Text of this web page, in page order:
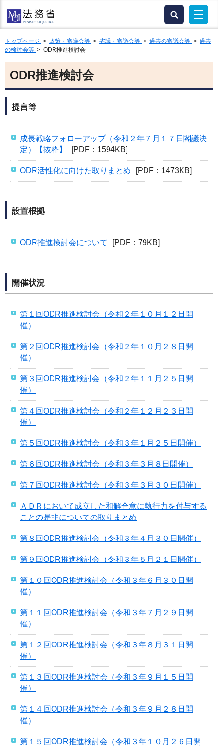
トップページ > 政策・審議会等 > 省議・審議会等 > 過去の審議会等 > 過去
の検討会等 > ODR推進検討会
ODR推進検討会
提言等
成長戦略フォローアップ（令和２年７月１７日閣議決
定）【抜粋】
[PDF：1594KB]
ODR活性化に向けた取りまとめ [PDF：1473KB]
設置根拠
ODR推進検討会について [PDF：79KB]
開催状況
第１回ODR推進検討会（令和２年１０月１２日開
催）
第２回ODR推進検討会（令和２年１０月２８日開
催）
第３回ODR推進検討会（令和２年１１月２５日開
催）
第４回ODR推進検討会（令和２年１２月２３日開
催）
第５回ODR推進検討会（令和３年１月２５日開催）
第６回ODR推進検討会（令和３年３月８日開催）
第７回ODR推進検討会（令和３年３月３０日開催）
ＡＤＲにおいて成立した和解合意に執行力を付与する
ことの是非についての取りまとめ
第８回ODR推進検討会（令和３年４月３０日開催）
第９回ODR推進検討会（令和３年５月２１日開催）
第１０回ODR推進検討会（令和３年６月３０日開
催）
第１１回ODR推進検討会（令和３年７月２９日開
催）
第１２回ODR推進検討会（令和３年８月３１日開
催）
第１３回ODR推進検討会（令和３年９月１５日開
催）
第１４回ODR推進検討会（令和３年９月２８日開
催）
第１５回ODR推進検討会（令和３年１０月２６日開